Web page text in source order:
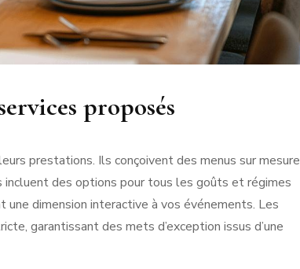
proposés
prestations. Ils conçoivent des menus sur mesure
des options pour tous les goûts et régimes
dimension interactive à vos événements. Les
garantissant des mets d’exception issus d’une